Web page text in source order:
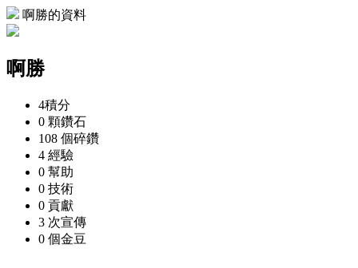
啊勝的資料
啊勝
4積分
0 顆鑽石
108 個碎鑽
4 經驗
0 幫助
0 技術
0 貢獻
3 次宣傳
0 個金豆